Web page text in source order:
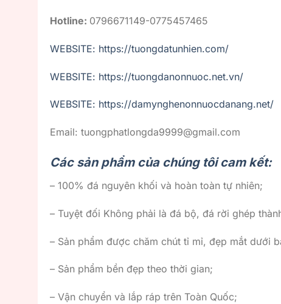
Hotline: 0796671149-0775457465
WEBSITE: https://tuongdatunhien.com/
WEBSITE: https://tuongdanonnuoc.net.vn/
WEBSITE: https://damynghenonnuocdanang.net/
Email: tuongphatlongda9999@gmail.com
Các sản phẩm của chúng tôi cam kết:
– 100% đá nguyên khối và hoàn toàn tự nhiên;
– Tuyệt đối Không phải là đá bộ, đá rời ghép
– Sản phẩm được chăm chút tỉ mỉ, đẹp mắt dưới
– Sản phẩm bền đẹp theo thời gian;
– Vận chuyển và lắp ráp trên Toàn Quốc;